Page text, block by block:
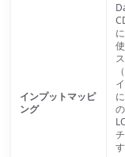
インプットマッピ
ング